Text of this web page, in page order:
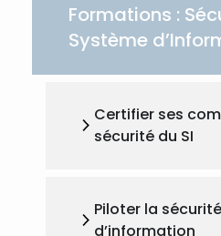
Formations :
Système
Certifier ses
sécurité du SI
Piloter la
d’information